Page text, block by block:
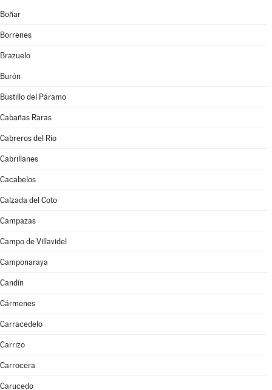
Boñar
Borrenes
Brazuelo
Burón
Bustillo del Páramo
Cabañas Raras
Cabreros del Río
Cabrillanes
Cacabelos
Calzada del Coto
Campazas
Campo de Villavidel
Camponaraya
Candín
Cármenes
Carracedelo
Carrizo
Carrocera
Carucedo